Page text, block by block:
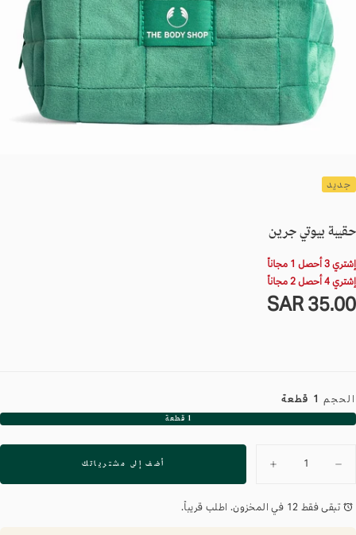
جديد
حقيبة بيوتي جرين
إشتري 3 أحصل 1 مجاناً
إشتري 4 أحصل 2 مجاناً
35.00
السعر
35.00 SAR
الحجم 1 قطعة
1 قطعة
البديل
تقليل
حقيبة
بيوتي
زيادة
حقيبة
بيوتي
أضف إلى مشترياتك
تبقى فقط 12 في المخزون. اطلب قريباً.